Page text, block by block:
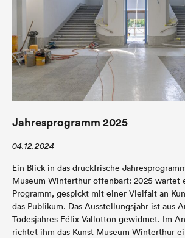
Jahresprogramm 2025
04.12.2024
Ein Blick in das druckfrische
Museum Winterthur offenbart: 2025 wartet
Programm, gespickt mit einer Vielfalt an
das Publikum. Das Ausstellungsjahr ist aus
Todesjahres Félix Vallotton gewidmet. Im
richtet ihm das Kunst Museum Winterthur